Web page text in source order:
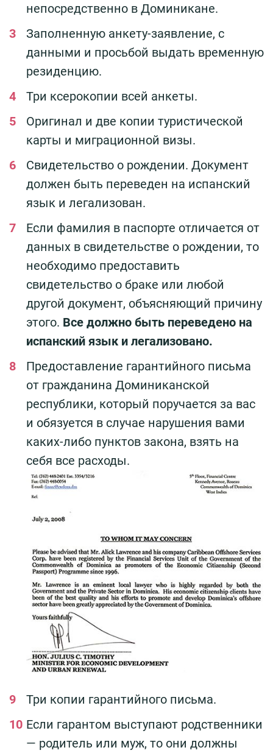
непосредственно в Доминикане.
Заполненную анкету-заявление, с
данными и просьбой выдать временную
резиденцию.
Три ксерокопии всей анкеты.
Оригинал и две копии туристической
карты и миграционной визы.
Свидетельство о рождении. Документ
должен быть переведен на испанский
язык и легализован.
Если фамилия в паспорте отличается от
данных в свидетельстве о рождении, то
необходимо предоставить
свидетельство о браке или любой
другой документ, объясняющий причину
этого. Все должно быть переведено на
испанский язык и легализовано.
Предоставление гарантийного письма
от гражданина Доминиканской
республики, который поручается за вас
и обязуется в случае нарушения вами
каких-либо пунктов закона, взять на
себя все расходы.
Три копии гарантийного письма.
Если гарантом выступают родственники
— родитель или муж, то они должны